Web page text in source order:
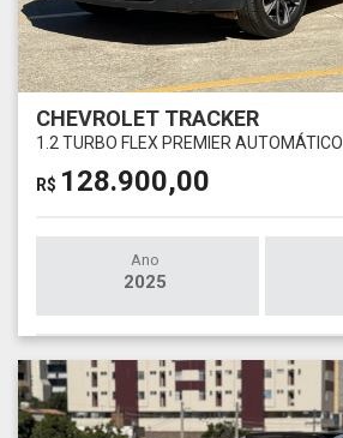
CHEVROLET TRACKER
1.2 TURBO FLEX PREMIER AUTOMÁTICO
R$ 128.900,00
Ano
2025